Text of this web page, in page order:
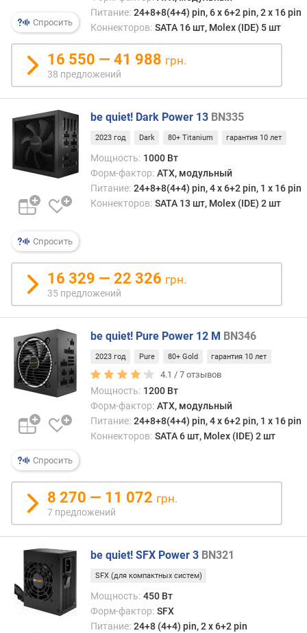
К
П
Д
(
%
)
д
и
а
м
т
р
е
н
и
о
р
а
(
м
)
с
е
р
т
и
ф
а
т
Спросить
Питание: 24+8+8(4+4) pin, 6 х 6+2 pin, 2 x 16 pin
Коннекторов: SATA 16 шт, Molex (IDE) 5 шт
16 550 — 41 988 грн.
38 предложений
Спросить
be quiet! Dark Power 13 BN335
2023 год Dark 80+ Titanium гарантия 10 лет
Мощность: 1000 Вт
Форм-фактор: ATX, модульный
Питание: 24+8+8(4+4) pin, 4 х 6+2 pin, 1 x 16 pin
Коннекторов: SATA 13 шт, Molex (IDE) 2 шт
16 329 — 22 326 грн.
35 предложений
Спросить
be quiet! Pure Power 12 M BN346
2023 год Pure 80+ Gold гарантия 10 лет
4.1 /7 отзывов
Мощность: 1200 Вт
Форм-фактор: ATX, модульный
Питание: 24+8+8(4+4) pin, 4 х 6+2 pin, 1 x 16 pin
Коннекторов: SATA 6 шт, Molex (IDE) 2 шт
8 270 — 11 072 грн.
7 предложений
be quiet! SFX Power 3 BN321
SFX (для компактных систем)
Мощность: 450 Вт
Форм-фактор: SFX
Питание: 24+8 (4+4) pin, 2 х 6+2 pin